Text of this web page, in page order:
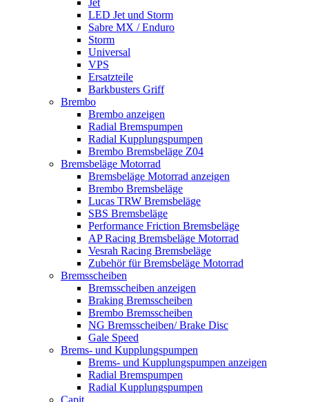
Jet
LED Jet und Storm
Sabre MX / Enduro
Storm
Universal
VPS
Ersatzteile
Barkbusters Griff
Brembo
Brembo anzeigen
Radial Bremspumpen
Radial Kupplungspumpen
Brembo Bremsbeläge Z04
Bremsbeläge Motorrad
Bremsbeläge Motorrad anzeigen
Brembo Bremsbeläge
Lucas TRW Bremsbeläge
SBS Bremsbeläge
Performance Friction Bremsbeläge
AP Racing Bremsbeläge Motorrad
Vesrah Racing Bremsbeläge
Zubehör für Bremsbeläge Motorrad
Bremsscheiben
Bremsscheiben anzeigen
Braking Bremsscheiben
Brembo Bremsscheiben
NG Bremsscheiben/ Brake Disc
Gale Speed
Brems- und Kupplungspumpen
Brems- und Kupplungspumpen anzeigen
Radial Bremspumpen
Radial Kupplungspumpen
Capit